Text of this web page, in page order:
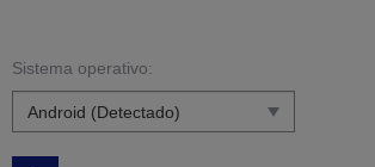
Sistema operativo: